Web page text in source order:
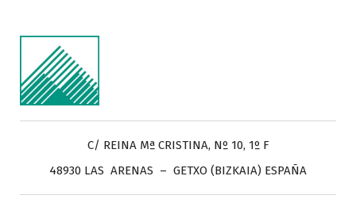
C/ REINA Mª CRISTINA, Nº 10, 1º F
48930 LAS ARENAS – GETXO (BIZKAIA) ESPAÑA